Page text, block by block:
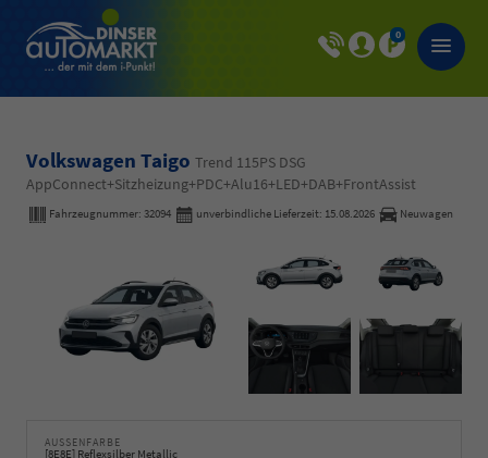
0
Volkswagen Taigo Trend 115PS DSG
AppConnect+Sitzheizung+PDC+Alu16+LED+DAB+FrontAssist
Fahrzeugnummer: 32094 unverbindliche Lieferzeit: 15.08.2026 Neuwagen
AUSSENFARBE
[8E8E] Reflexsilber Metallic